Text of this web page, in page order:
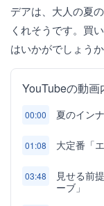
デアは、大人の夏
くれそうです。買
はいかがでしょうか
YouTubeの動画
00:00 夏のイン
01:08 大定番「
03:48
見せる前
ーブ」